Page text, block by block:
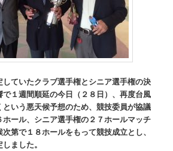
ていたクラブ選手権とシニア選手権の決
１週間順延の今日（２８日）、再度台風
という悪天候予想のため、競技委員が協議
ホール、シニア選手権の２７ホールマッチ
第で１８ホールをもって競技成立とし、
ました。